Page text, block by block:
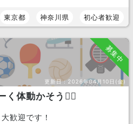
東京都 神奈川県 初心者歓迎
募集中
更新日： 2026年04月10日(金)
く体動かそう🏃‍♀️
歓迎です！